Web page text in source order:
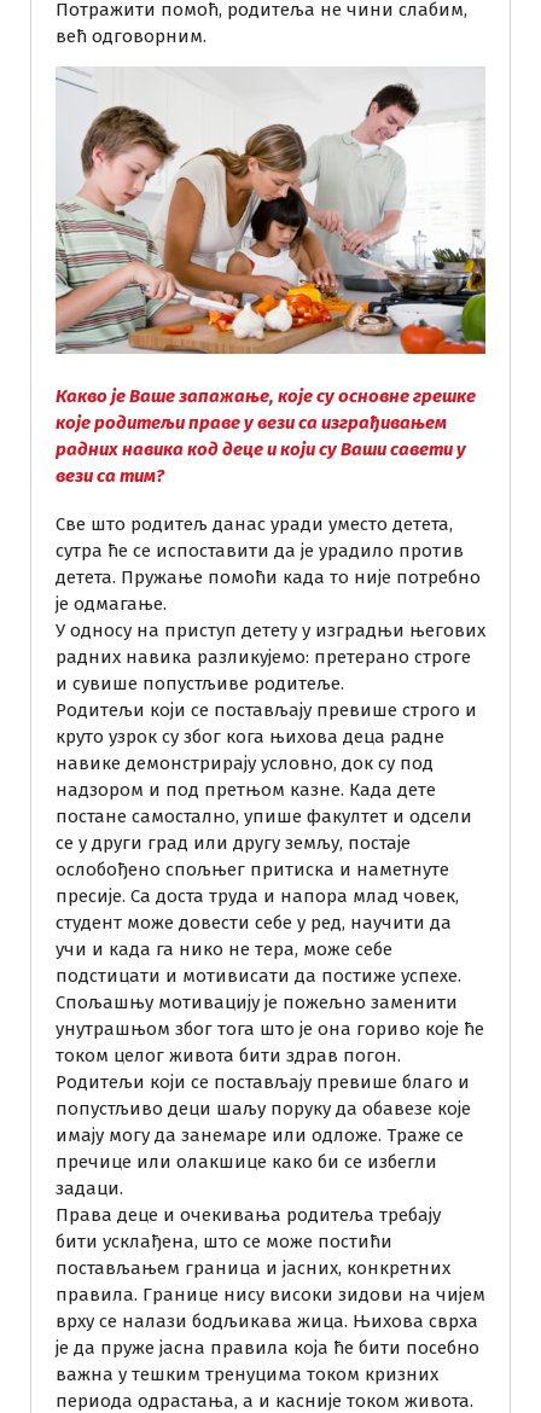
Потражити помоћ, родитеља не чини слабим,
већ одговорним.
Какво је Ваше запажање, које су основне грешке
које родитељи праве у вези са изграђивањем
радних навика код деце и који су Ваши савети у
вези са тим?
Све што родитељ данас уради уместо детета,
сутра ће се испоставити да је урадило против
детета. Пружање помоћи када то није потребно
је одмагање.
У односу на приступ детету у изградњи његових
радних навика разликујемо: претерано строге
и сувише попустљиве родитеље.
Родитељи који се постављају превише строго и
круто узрок су због кога њихова деца радне
навике демонстрирају условно, док су под
надзором и под претњом казне. Када дете
постане самостално, упише факултет и одсели
се у други град или другу земљу, постаје
ослобођено спољњег притиска и наметнуте
пресије. Са доста труда и напора млад човек,
студент може довести себе у ред, научити да
учи и када га нико не тера, може себе
подстицати и мотивисати да постиже успехе.
Спољашњу мотивацију је пожељно заменити
унутрашњом због тога што је она гориво које ће
током целог живота бити здрав погон.
Родитељи који се постављају превише благо и
попустљиво деци шаљу поруку да обавезе које
имају могу да занемаре или одложе. Траже се
пречице или олакшице како би се избегли
задаци.
Права деце и очекивања родитеља требају
бити усклађена, што се може постићи
постављањем граница и јасних, конкретних
правила. Границе нису високи зидови на чијем
врху се налази бодљикава жица. Њихова сврха
је да пруже јасна правила која ће бити посебно
важна у тешким тренуцима током кризних
периода одрастања, а и касније током живота.